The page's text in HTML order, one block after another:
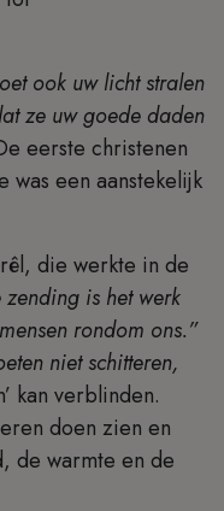
ook uw licht stralen
ze uw goede daden
eerste christenen
een aanstekelijk
die werkte in de
zending is het werk
rondom ons.”
niet schitteren,
kan verblinden.
doen zien en
de warmte en de